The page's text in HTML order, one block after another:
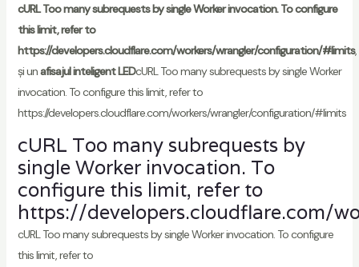
cURL Too many subrequests by single Worker invocation. To configure
this limit, refer to
https://developers.cloudflare.com/workers/wrangler/configuration/#limits,
și unafisajul inteligent LEDcURL Too many subrequests by single Worker
invocation. To configure this limit, refer to
https://developers.cloudflare.com/workers/wrangler/configuration/#limits
cURL Too many subrequests by
single Worker invocation. To
configure this limit, refer to
https://developers.cloudflare.com/
cURL Too many subrequests by single Worker invocation. To configure
this limit, refer to